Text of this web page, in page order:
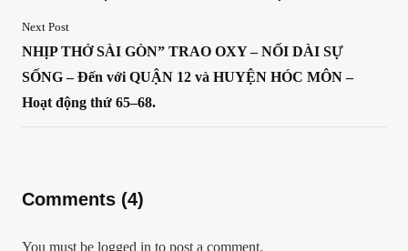
Next Post
NHỊP THỞ SÀI GÒN” TRAO OXY – NỐI DÀI SỰ
SỐNG – Đến với QUẬN 12 và HUYỆN HÓC MÔN –
Hoạt động thứ 65–68.
Comments (4)
You must be logged in to post a comment.